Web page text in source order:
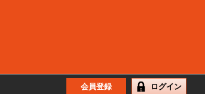
会員登録 ログイン